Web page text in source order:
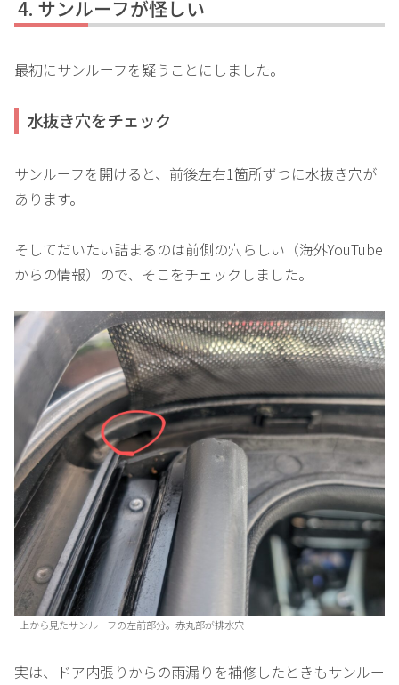
サンルーフが怪しい
最初にサンルーフを疑うことにしました。
水抜き穴をチェック
サンルーフを開けると、前後左右1箇所ずつに水抜き穴が
あります。
そしてだいたい詰まるのは前側の穴らしい（海外YouTube
からの情報）ので、そこをチェックしました。
上から見たサンルーフの左前部分。赤丸部が排水穴
実は、ドア内張りからの雨漏りを補修したときもサンルー